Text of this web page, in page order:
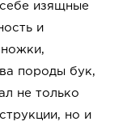
изящные
и
ножки,
породы бук,
не только
но и